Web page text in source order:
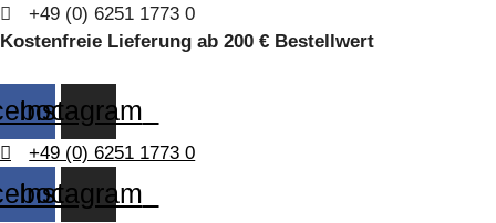
Zum
Inhalt
+49 (0) 6251 1773 0
Kostenfreie Lieferung ab 200 € Bestellwert
Instagram
+49 (0) 6251 1773 0
Instagram